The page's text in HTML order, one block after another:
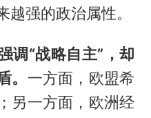
强的政治属性。
调“战略自主”，却
。 一方面，欧盟希
另一方面，欧洲经